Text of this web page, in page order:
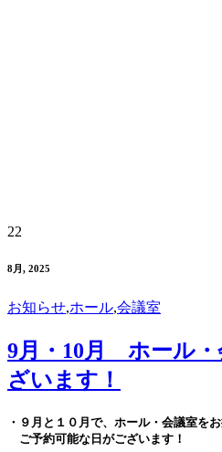
22
8月, 2025
お知らせ,ホール,会議室
9月・10月 ホール
ざいます！
・９月と１０月で、ホール・会議室をお
ご予約可能な日がございます！